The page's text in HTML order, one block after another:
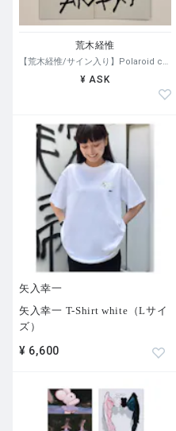
荒木経惟
【荒木経惟/サイン入り】Polaroid collage
¥ ASK
矢入幸一
矢入幸一 T-Shirt white（Lサイ
ズ）
¥ 6,600